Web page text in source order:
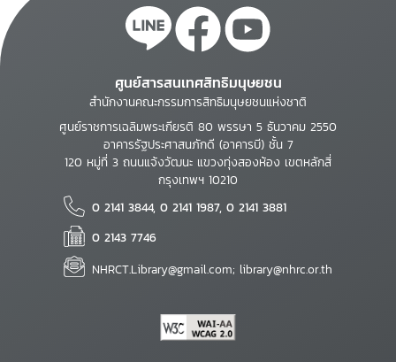
ศูนย์สารสนเทศสิทธิมนุษยชน
สำนักงานคณะกรรมการสิทธิมนุษยชนแห่งชาติ
ศูนย์ราชการเฉลิมพระเกียรติ 80 พรรษา 5 ธันวาคม 2550
อาคารรัฐประศาสนภักดี (อาคารบี) ชั้น 7
120 หมู่ที่ 3 ถนนแจ้งวัฒนะ แขวงทุ่งสองห้อง เขตหลักสี่
กรุงเทพฯ 10210
0 2141 3844, 0 2141 1987, 0 2141 3881
0 2143 7746
NHRCT.Library@gmail.com; library@nhrc.or.th